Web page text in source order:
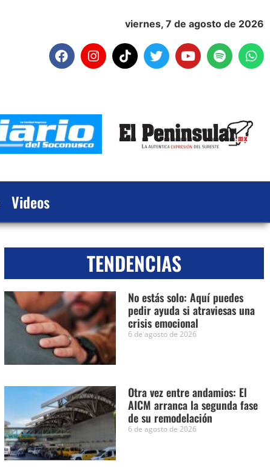
viernes, 7 de agosto de 2026
Videos
TENDENCIAS
No estás solo: Aquí puedes
pedir ayuda si atraviesas una
crisis emocional
6 de agosto de 2026
Otra vez entre andamios: El
AICM arranca la segunda fase
de su remodelación
6 de agosto de 2026